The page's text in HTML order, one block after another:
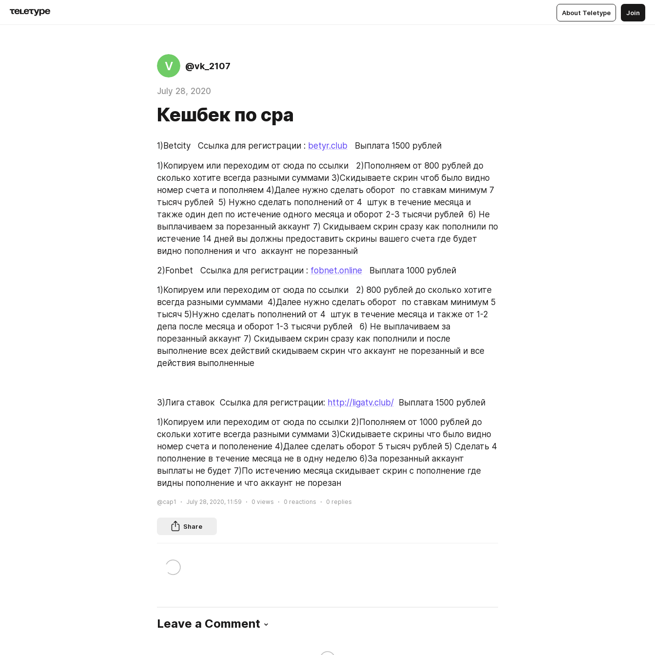
About Teletype Join
V @vk_2107
July 28, 2020
Кешбек по cpa
1)Betcity   Ссылка для регистрации : betyr.club
   Выплата 1500 рублей
1)Копируем или переходим от сюда по ссылки   2)Пополняем от 800 рублей до
сколько хотите всегда разными суммами 3)Скидываете скрин чтоб было видно
номер счета и пополняем 4)Далее нужно сделать оборот  по ставкам минимум 7
тысяч рублей  5) Нужно сделать пополнений от 4  штук в течение месяца и
также один деп по истечение одного месяца и оборот 2-3 тысячи рублей  6) Не
выплачиваем за порезанный аккаунт 7) Скидываем скрин сразу как пополнили по
истечение 14 дней вы должны предоставить скрины вашего счета где будет
видно пополнения и что  аккаунт не порезанный
2)Fonbet   Ссылка для регистрации : fobnet.online
   Выплата 1000 рублей
1)Копируем или переходим от сюда по ссылки   2) 800 рублей до сколько хотите
всегда разными суммами  4)Далее нужно сделать оборот  по ставкам минимум 5
тысяч 5)Нужно сделать пополнений от 4  штук в течение месяца и также от 1-2
депа после месяца и оборот 1-3 тысячи рублей   6) Не выплачиваем за
порезанный аккаунт 7) Скидываем скрин сразу как пополнили и после
выполнение всех действий скидываем скрин что аккаунт не порезанный и все
действия выполненные
3)Лига ставок  Ссылка для регистрации: http://ligatv.club/
  Выплата 1500 рублей
1)Копируем или переходим от сюда по ссылки 2)Пополняем от 1000 рублей до
скольки хотите всегда разными суммами 3)Скидываете скрины что было видно
номер счета и пополенение 4)Далее сделать оборот 5 тысяч рублей 5) Сделать 4
пополнение в течение месяца не в одну неделю 6)За порезанный аккаунт
выплаты не будет 7)По истечению месяца скидывает скрин с пополнение где
видны пополнение и что аккаунт не порезан
@cap1 July 28, 2020, 11:59 0 views 0 reactions 0 replies
Share
Leave a Comment